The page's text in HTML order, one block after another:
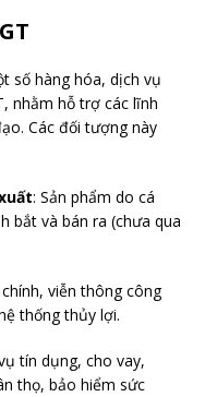
số hàng hóa, dịch vụ
nhằm hỗ trợ các lĩnh
Các đối tượng này
: Sản phẩm do cá
bắt và bán ra (chưa qua
viễn thông công
thống thủy lợi.
tín dụng, cho vay,
thọ, bảo hiểm sức